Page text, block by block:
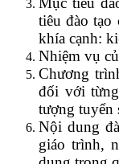
tiêu đào
khía cạnh:
Nhiệm vụ
Chương
đối với
tượng tuyển
Nội dung
giáo trình,